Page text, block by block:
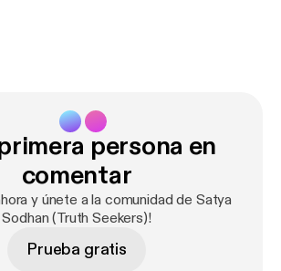
persona en
comentar
y únete a la comunidad de Satya
Sodhan (Truth Seekers)!
Prueba gratis